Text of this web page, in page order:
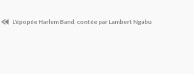
L'épopée Harlem Band, contée par Lambert Ngabu